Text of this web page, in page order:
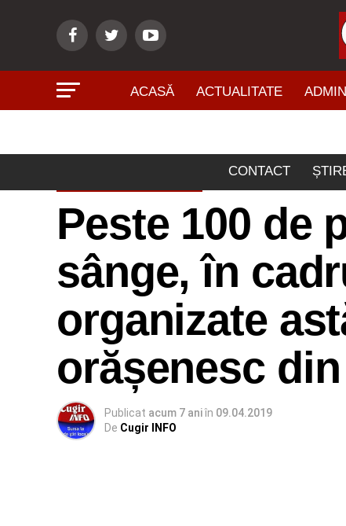
ACASĂ ACTUALITATE
CONTACT
Peste 100 de
sânge, în
organizate
orășenesc
Publicat acum 7 aniîn 09.04.2019
De Cugir INFO